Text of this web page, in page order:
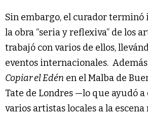
Sin embargo, el curador terminó
la obra “seria y reflexiva” de los
trabajó con varios de ellos,
eventos internacionales.
Copiar el Edén en el Malba de
Tate de Londres —lo que ayudó
varios artistas locales a la